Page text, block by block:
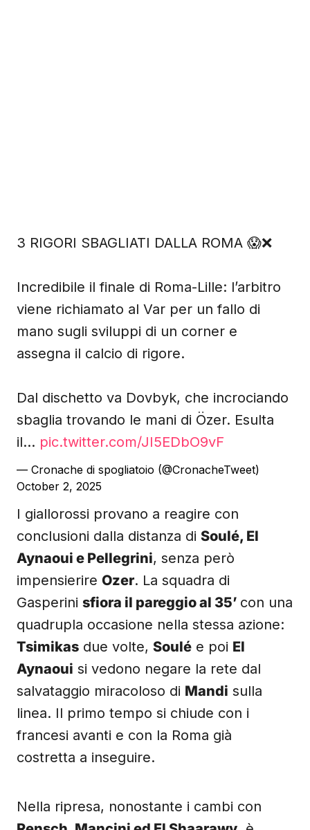
3 RIGORI SBAGLIATI DALLA ROMA 😱❌
Incredibile il finale di Roma-Lille: l’arbitro
viene richiamato al Var per un fallo di
mano sugli sviluppi di un corner e
assegna il calcio di rigore.
Dal dischetto va Dovbyk, che incrociando
sbaglia trovando le mani di Özer. Esulta
il… pic.twitter.com/JI5EDbO9vF
— Cronache di spogliatoio (@CronacheTweet)
October 2, 2025
I giallorossi provano a reagire con
conclusioni dalla distanza di Soulé, El
Aynaoui e Pellegrini, senza però
impensierire Ozer. La squadra di
Gasperini sfiora il pareggio al 35’ con una
quadrupla occasione nella stessa azione:
Tsimikas due volte, Soulé e poi El
Aynaoui si vedono negare la rete dal
salvataggio miracoloso di Mandi sulla
linea. Il primo tempo si chiude con i
francesi avanti e con la Roma già
costretta a inseguire.
Nella ripresa, nonostante i cambi con